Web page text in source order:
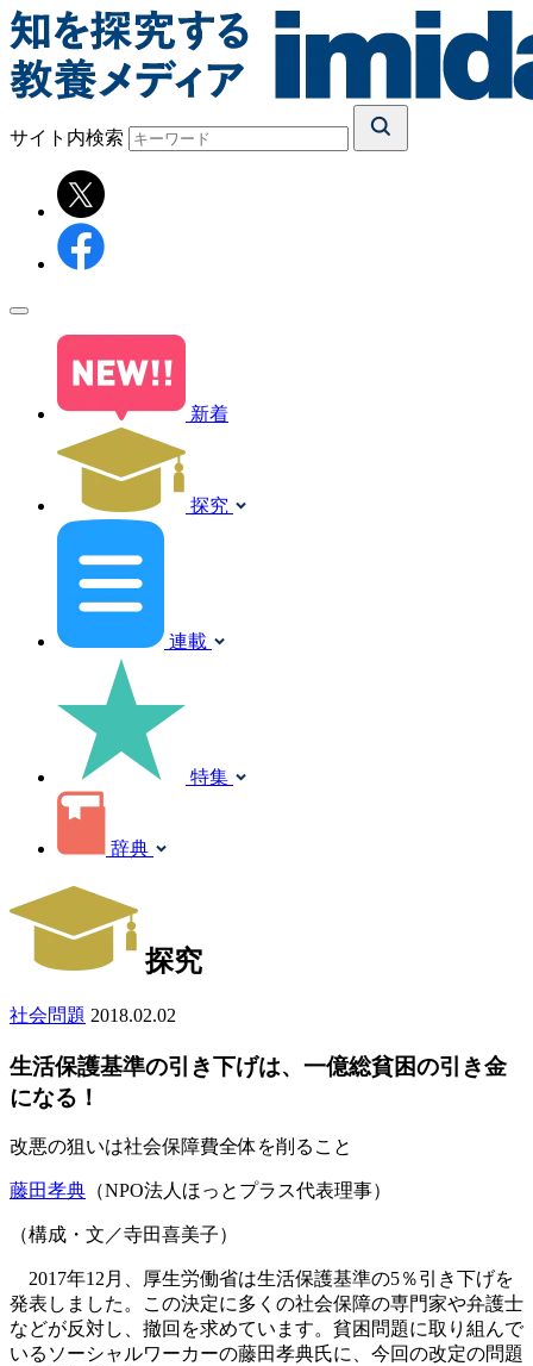
サイト内検索
新着
探究
連載
特集
辞典
探究
社会問題 2018.02.02
生活保護基準の引き下げは、一億総貧困の引き金
になる！
改悪の狙いは社会保障費全体を削ること
藤田孝典 （NPO法人ほっとプラス代表理事）
（構成・文／寺田喜美子）
2017年12月、厚生労働省は生活保護基準の5％引き下げを
発表しました。この決定に多くの社会保障の専門家や弁護士
などが反対し、撤回を求めています。貧困問題に取り組んで
いるソーシャルワーカーの藤田孝典氏に、今回の改定の問題